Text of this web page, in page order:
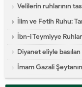
Velilerin ruhlarının
İlim ve Fetih Ruhu:
İbn-i Teymiyye
Diyanet eliyle
İmam Gazali